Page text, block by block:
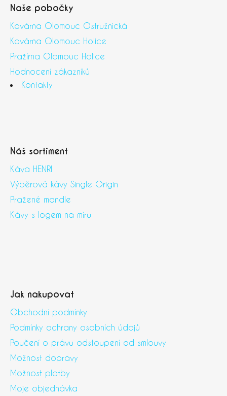
Naše pobočky
Kavárna Olomouc Ostružnická
Kavárna Olomouc Holice
Pražírna Olomouc Holice
Hodnocení zákazníků
Kontakty
Náš sortiment
Káva HENRI
Výběrová kávy Single Origin
Pražené mandle
Kávy s logem na míru
Jak nakupovat
Obchodní podmínky
Podmínky ochrany osobních údajů
Poučení o právu odstoupení od smlouvy
Možnost dopravy
Možnost platby
Moje objednávka